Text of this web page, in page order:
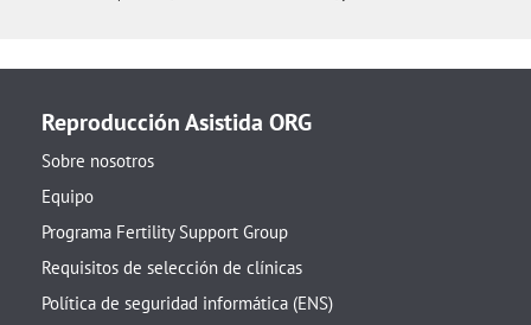
Reproducción Asistida ORG
Sobre nosotros
Equipo
Programa Fertility Support Group
Requisitos de selección de clínicas
Política de seguridad informática (ENS)